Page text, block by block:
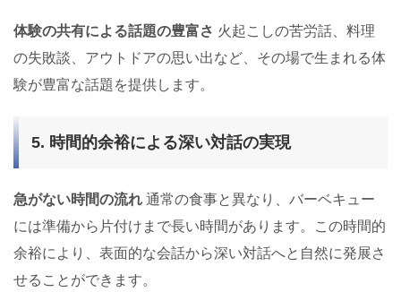
体験の共有による話題の豊富さ 火起こしの苦労話、料理
の失敗談、アウトドアの思い出など、その場で生まれる体
験が豊富な話題を提供します。
5. 時間的余裕による深い対話の実現
急がない時間の流れ 通常の食事と異なり、バーベキュー
には準備から片付けまで長い時間があります。この時間的
余裕により、表面的な会話から深い対話へと自然に発展さ
せることができます。